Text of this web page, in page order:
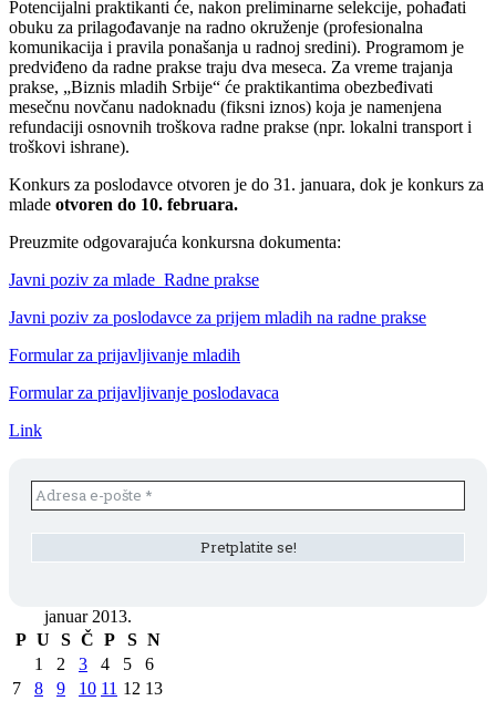
Potencijalni praktikanti će, nakon preliminarne selekcije, pohađati
obuku za prilagođavanje na radno okruženje (profesionalna
komunikacija i pravila ponašanja u radnoj sredini). Programom je
predviđeno da radne prakse traju dva meseca. Za vreme trajanja
prakse, „Biznis mladih Srbije“ će praktikantima obezbeđivati
mesečnu novčanu nadoknadu (fiksni iznos) koja je namenjena
refundaciji osnovnih troškova radne prakse (npr. lokalni transport i
troškovi ishrane).
Konkurs za poslodavce otvoren je do 31. januara, dok je konkurs za
mlade otvoren do 10. februara.
Preuzmite odgovarajuća konkursna dokumenta:
Javni poziv za mlade_Radne prakse
Javni poziv za poslodavce za prijem mladih na radne prakse
Formular za prijavljivanje mladih
Formular za prijavljivanje poslodavaca
Link
januar 2013.
P U S Č P S N
1
2 3 4 5
6
7
8 9 10 11 12 13